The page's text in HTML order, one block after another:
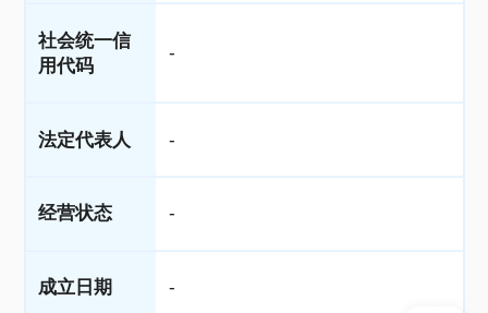
社会统一信
用代码
-
法定代表人 -
经营状态 -
成立日期 -